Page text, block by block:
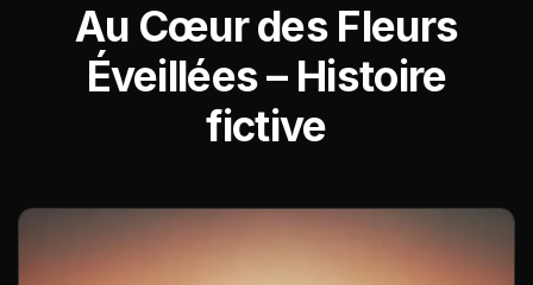
Au Cœur des Fleurs
Éveillées – Histoire
fictive